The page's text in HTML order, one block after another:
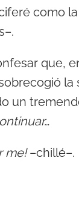
como
que,
la
un
me!–chillé–.